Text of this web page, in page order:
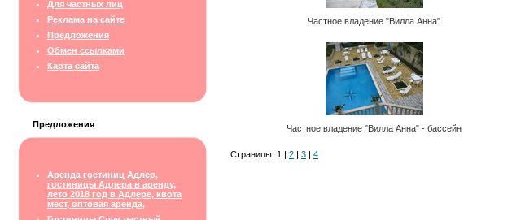
Для частных лиц
Реклама на сайте
Предложения
Обмен ссылками
Карта сайта
Предложения
Аренда гостиниц Адлер,
гостиницы Адлера в аренду,
лето 2018 год в Адлере, квота
мест, оптовая аренда,
Частное владение "Вилла Анна"
Частное владение "Вилла Анна" - бассейн
Страницы: 1 | 2 | 3 | 4